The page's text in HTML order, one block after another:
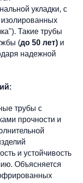
укладки, с
Такие трубы
(до 50 лет) и
надежной
трубы с
прочности и
и устойчивость
Объясняется